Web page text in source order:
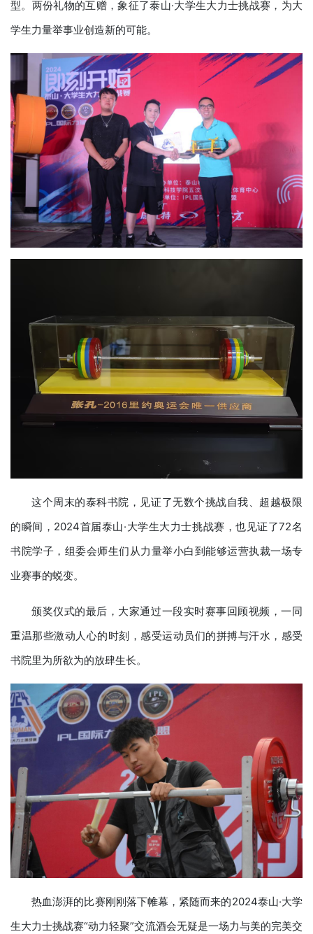
型。两份礼物的互赠，象征了泰山·大学生大力士挑战赛，为大
学生力量举事业创造新的可能。
这个周末的泰科书院，见证了无数个挑战自我、超越极限
的瞬间，2024首届泰山·大学生大力士挑战赛，也见证了72名
书院学子，组委会师生们从力量举小白到能够运营执裁一场专
业赛事的蜕变。
颁奖仪式的最后，大家通过一段实时赛事回顾视频，一同
重温那些激动人心的时刻，感受运动员们的拼搏与汗水，感受
书院里为所欲为的放肆生长。
热血澎湃的比赛刚刚落下帷幕，紧随而来的2024泰山·大学
生大力士挑战赛“动力轻聚”交流酒会无疑是一场力与美的完美交